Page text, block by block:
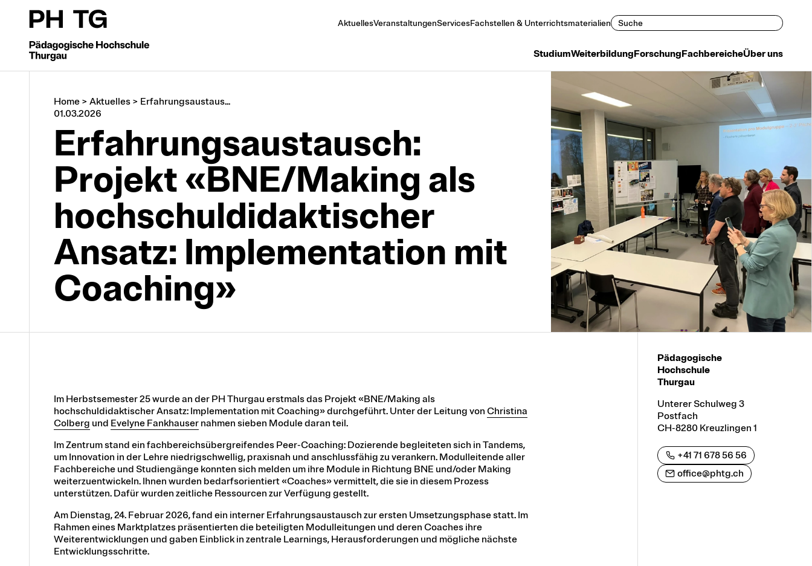
StudiumWeiterbildungForschungFachbereicheÜber uns
AktuellesVeranstaltungenServicesFachstellen & Unterrichtsmaterialien Suchen
Home > Aktuelles > Erfahrungsaustaus...
01.03.2026
Erfahrungs­aus­tausch:
Projekt «BNE/Making als
hoch­schul­didaktischer
Ansatz: Implemen­tation mit
Coaching»
Im Herbstsemester 25 wurde an der PH Thurgau erstmals das Projekt «BNE/Making als
hochschuldidaktischer Ansatz: Implementation mit Coaching» durchgeführt. Unter der Leitung von Christina
Colberg und Evelyne Fankhauser nahmen sieben Module daran teil.
Im Zentrum stand ein fachbereichsübergreifendes Peer-Coaching: Dozierende begleiteten sich in Tandems,
um Innovation in der Lehre niedrigschwellig, praxisnah und anschlussfähig zu verankern. Modulleitende aller
Fachbereiche und Studiengänge konnten sich melden um ihre Module in Richtung BNE und/oder Making
weiterzuentwickeln. Ihnen wurden bedarfsorientiert «Coaches» vermittelt, die sie in diesem Prozess
unterstützen. Dafür wurden zeitliche Ressourcen zur Verfügung gestellt.
Am Dienstag, 24. Februar 2026, fand ein interner Erfahrungsaustausch zur ersten Umsetzungsphase statt. Im
Rahmen eines Marktplatzes präsentierten die beteiligten Modulleitungen und deren Coaches ihre
Weiterentwicklungen und gaben Einblick in zentrale Learnings, Herausforderungen und mögliche nächste
Entwicklungsschritte.
Pädagogische
Hochschule
Thurgau
Unterer Schulweg 3
Postfach
CH-8280 Kreuzlingen 1
+41 71 678 56 56
office@phtg.ch